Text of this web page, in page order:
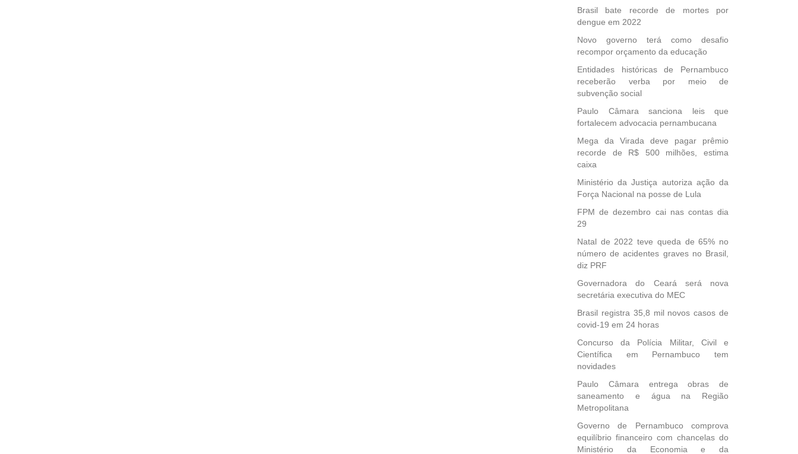
Brasil bate recorde de mortes por
dengue em 2022
Novo governo terá como desafio
recompor orçamento da educação
Entidades históricas de Pernambuco
receberão verba por meio de
subvenção social
Paulo Câmara sanciona leis que
fortalecem advocacia pernambucana
Mega da Virada deve pagar prêmio
recorde de R$ 500 milhões, estima
caixa
Ministério da Justiça autoriza ação da
Força Nacional na posse de Lula
FPM de dezembro cai nas contas dia
29
Natal de 2022 teve queda de 65% no
número de acidentes graves no Brasil,
diz PRF
Governadora do Ceará será nova
secretária executiva do MEC
Brasil registra 35,8 mil novos casos de
covid-19 em 24 horas
Concurso da Polícia Militar, Civil e
Científica em Pernambuco tem
novidades
Paulo Câmara entrega obras de
saneamento e água na Região
Metropolitana
Governo de Pernambuco comprova
equilíbrio financeiro com chancelas do
Ministério da Economia e da